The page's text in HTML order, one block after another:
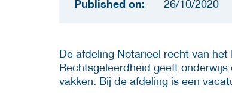
Published on: 26/10/2020
De afdeling Notarieel recht van
Rechtsgeleerdheid geeft
vakken. Bij de afdeling is een